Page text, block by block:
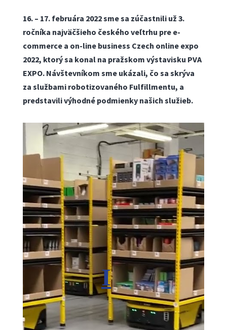
16. – 17. februára 2022 sme sa zúčastnili už 3.
ročníka najväčšieho českého veľtrhu pre e-
commerce a on-line business Czech online expo
2022, ktorý sa konal na pražskom výstavisku PVA
EXPO. Návštevníkom sme ukázali, čo sa skrýva
za službami robotizovaného Fulfillmentu, a
predstavili výhodné podmienky našich služieb.